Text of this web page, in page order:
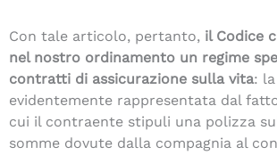
Con tale articolo, pertanto, il Codice
nel nostro ordinamento un regime
contratti di assicurazione sulla vita:
evidentemente rappresentata dal
cui il contraente stipuli una polizza
somme dovute dalla compagnia al